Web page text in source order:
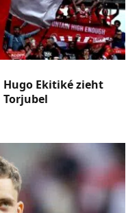
Hugo Ekitiké zieht